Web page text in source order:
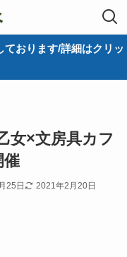
おります/詳細はクリッ
女×文房具カフ
催
25日
2021年2月20日